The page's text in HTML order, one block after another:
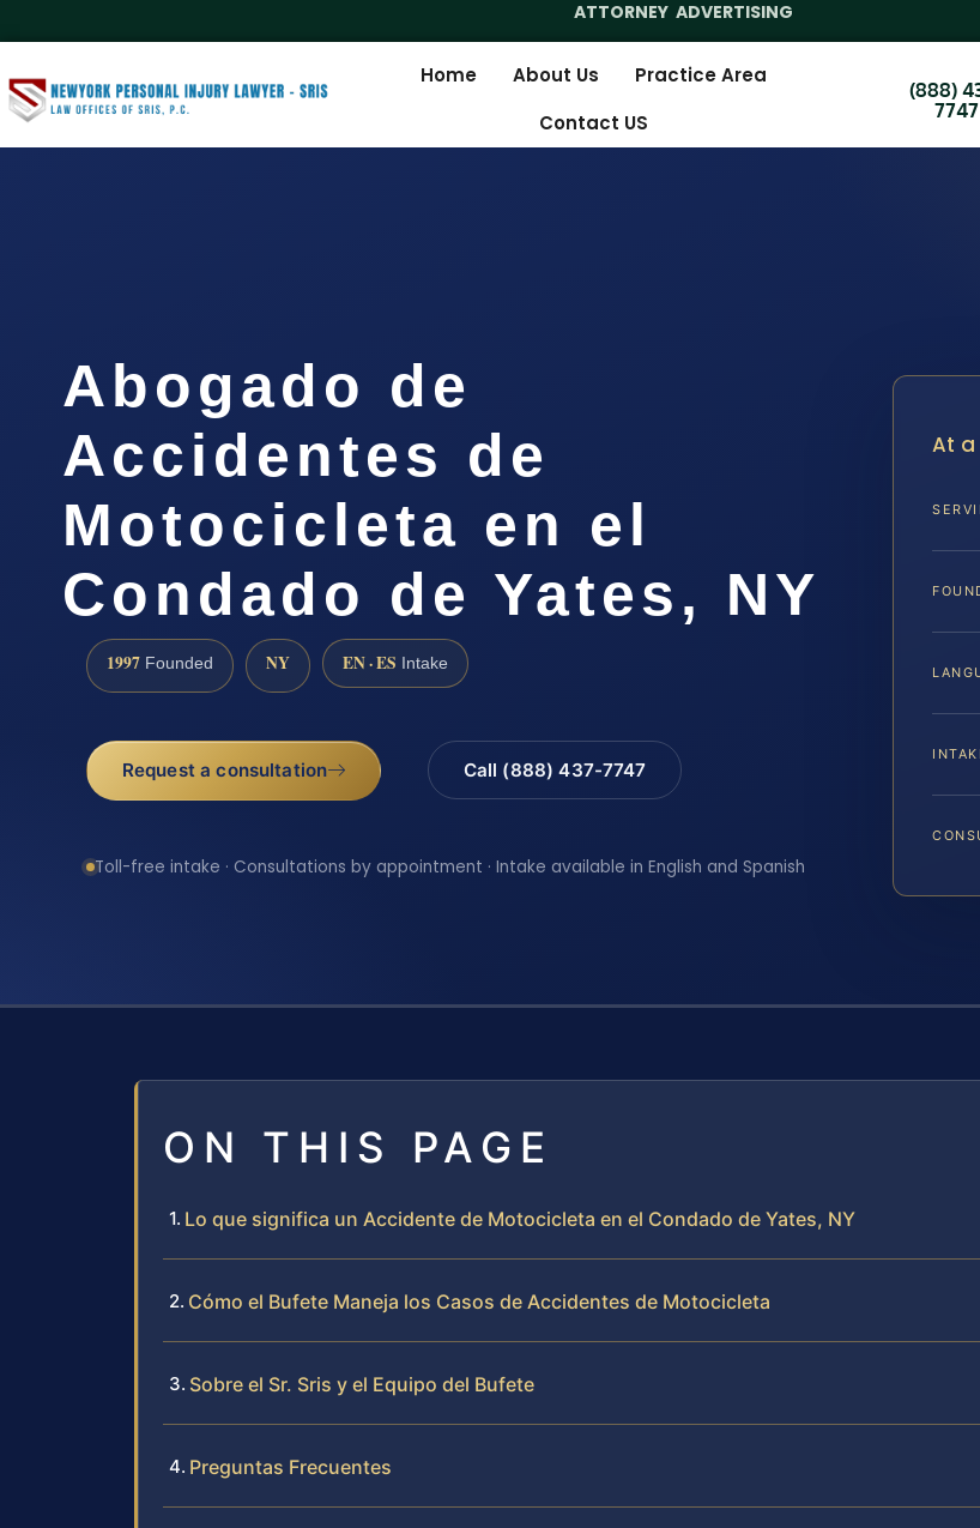
ATTORNEY ADVERTISING
Home About Us
Practice Area
Contact US
(888)
7747
Abogado de
Accidentes de
Motocicleta en el
Condado de Yates, NY
1997 Founded NY EN · ES Intake
Request a consultation Call (888) 437-7747
Toll-free intake · Consultations by appointment · Intake available in English and Spanish
At
ON THIS PAGE
Lo que significa un Accidente de Motocicleta en el Condado de Yates, NY
Cómo el Bufete Maneja los Casos de Accidentes de Motocicleta
Sobre el Sr. Sris y el Equipo del Bufete
Preguntas Frecuentes